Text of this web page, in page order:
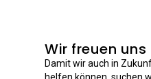
Wir freuen
Damit wir auch in